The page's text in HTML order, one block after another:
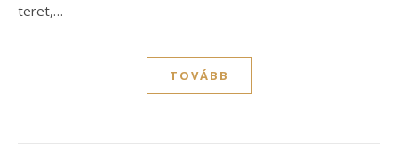
teret,…
TOVÁBB